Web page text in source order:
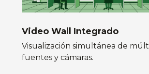
Video Wall Integrado
Visualización simultánea de
fuentes y cámaras.